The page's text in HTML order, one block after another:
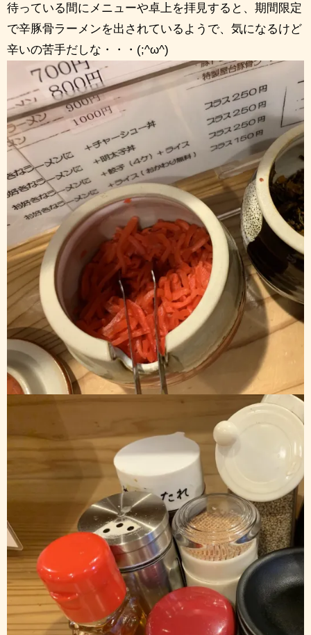
待っている間にメニューや卓上を拝見すると、期間限定
で辛豚骨ラーメンを出されているようで、気になるけど
辛いの苦手だしな・・・(;^ω^)